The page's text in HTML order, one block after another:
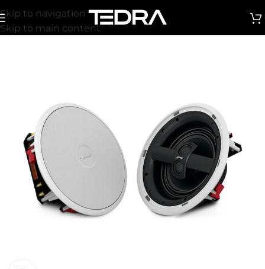
Skip to navigation
Skip to main content